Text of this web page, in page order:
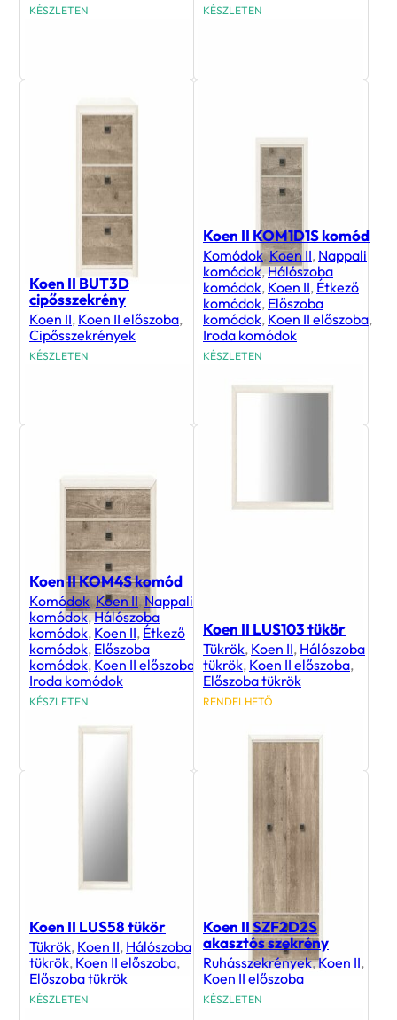
KÉSZLETEN KÉSZLETEN
Koen II BUT3D
cipősszekrény
Koen II, Koen II előszoba,
Cipősszekrények
KÉSZLETEN
Koen II KOM1D1S komód
Komódok,Koen II, Nappali
komódok,Hálószoba
komódok, Koen II, Étkező
komódok, Előszoba
komódok, Koen II előszoba,
Iroda komódok
KÉSZLETEN
44 100Ft
Koen II KOM4S komód
Komódok,Koen II,Nappali
komódok,Hálószoba
komódok, Koen II, Étkező
komódok, Előszoba
komódok, Koen II előszoba
Iroda komódok
KÉSZLETEN
84 300Ft
Koen II LUS103 tükör
Tükrök, Koen II, Hálószoba
tükrök, Koen II előszoba,
Előszoba tükrök
RENDELHETŐ
28 300Ft
Koen II LUS58 tükör
Tükrök, Koen II, Hálószoba
tükrök, Koen II előszoba,
Előszoba tükrök
KÉSZLETEN
Koen II SZF2D2S
akasztós szekrény
Ruhásszekrények,Koen II,
Koen II előszoba
KÉSZLETEN